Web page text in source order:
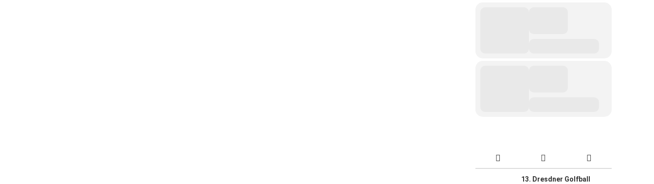
13. Dresdner Golfball